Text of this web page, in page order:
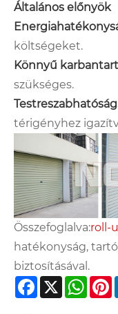
Általános előnyök
költségeket.
Könnyű
szükséges.
térigényhez
Összefoglalva:roll-
hatékonyság,
biztosításával.
Facebook
X